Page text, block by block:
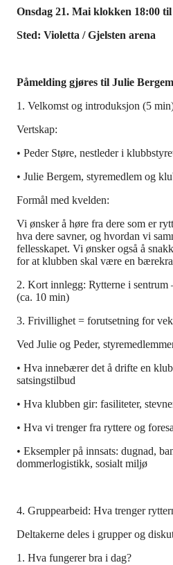
Onsdag 21. Mai klokken 18:00 til
Sted: Violetta / Gjelsten arena
Påmelding gjøres til Julie
1. Velkomst og introduksjon (5
Vertskap:
• Peder Støre, nestleder i
• Julie Bergem, styremedlem og
Formål med kvelden:
Vi ønsker å høre fra dere som er
hva dere savner, og hvordan vi
fellesskapet. Vi ønsker også å
for at klubben skal være en
2. Kort innlegg: Rytterne i sentrum
(ca. 10 min)
3. Frivillighet = forutsetning for
Ved Julie og Peder,
• Hva innebærer det å drifte en
satsingstilbud
• Hva klubben gir: fasiliteter,
• Hva vi trenger fra ryttere og
• Eksempler på innsats: dugnad,
dommerlogistikk, sosialt miljø
4. Gruppearbeid: Hva trenger
Deltakerne deles i grupper og
1. Hva fungerer bra i dag?